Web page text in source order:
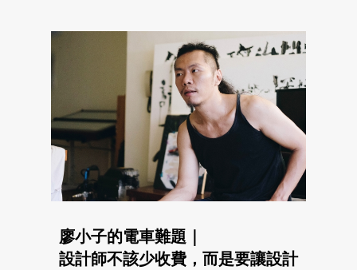
廖小子的電車難題｜
設計師不該少收費，而是要讓設計